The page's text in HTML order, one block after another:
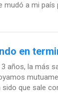
mudó a mi país
en
años, la más
que sale